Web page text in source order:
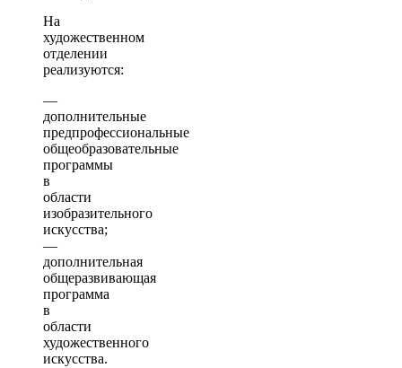
На
художественном
отделении
реализуются:
—
дополнительные
предпрофессиональные
общеобразовательные
программы
в
области
изобразительного
искусства;
—
дополнительная
общеразвивающая
программа
в
области
художественного
искусства.